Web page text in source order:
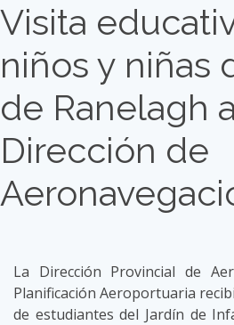
Visita
niños y niñas
de Ranelagh
Dirección de
La Dirección Provincial de
Planificación Aeroportuaria
de estudiantes del Jardín de